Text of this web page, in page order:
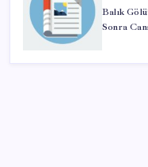
Balık
Sonra